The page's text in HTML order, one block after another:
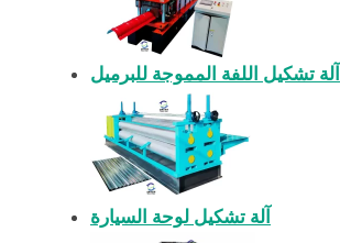
آلة تشكيل اللفة المموجة للبرميل
آلة تشكيل لوحة السيارة